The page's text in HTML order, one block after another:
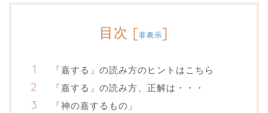
目次 [非表示]
「嘉する」の読み方のヒントはこちら
「嘉する」の読み方、正解は・・・
「神の嘉するもの」